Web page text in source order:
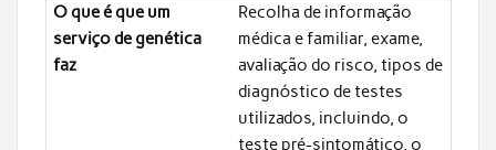
O que é que um
serviço de genética
faz
Recolha de informação
médica e familiar, exame,
avaliação do risco, tipos de
diagnóstico de testes
utilizados, incluindo, o
teste pré-sintomático, o